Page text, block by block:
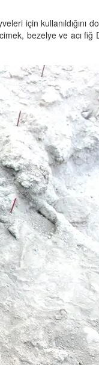
için kullanıldığını
bezelye ve acı fiğ